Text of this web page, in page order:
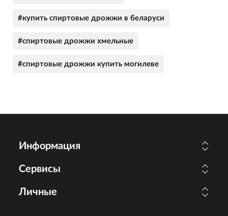
#купить спиртовые дрожжи в беларуси
#спиртовые дрожжи хмельные
#спиртовые дрожжи купить могилеве
Информация
Сервисы
Личные